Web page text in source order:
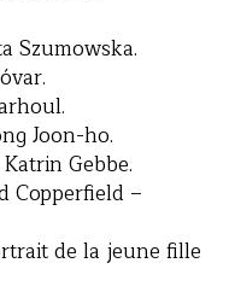
Szumowska.
Joon-ho.
Gebbe.
Copperfield –
de la jeune fille